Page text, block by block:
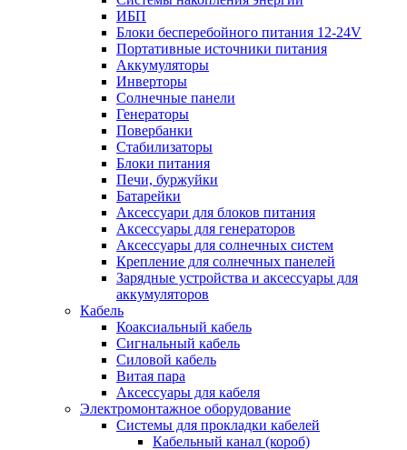
ИБП
Блоки бесперебойного питания 12-24V
Портативные источники питания
Аккумуляторы
Инверторы
Солнечные панели
Генераторы
Повербанки
Стабилизаторы
Блоки питания
Печи, буржуйки
Батарейки
Аксессуари для блоков питания
Аксессуары для генераторов
Аксессуары для солнечных систем
Крепление для солнечных панелей
Зарядные устройства и аксессуары для
аккумуляторов
Кабель
Коаксиальный кабель
Сигнальный кабель
Силовой кабель
Витая пара
Аксессуары для кабеля
Электромонтажное оборудование
Системы для прокладки кабелей
Кабельный канал (короб)